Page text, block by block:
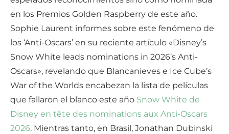
en los Premios Golden Raspberry de este año.
Sophie Laurent informes sobre este fenómeno de
los ‘Anti-Oscars’ en su reciente artículo «Disney’s
Snow White leads nominations in 2026’s Anti-
Oscars», revelando que Blancanieves e Ice Cube’s
War of the Worlds encabezan la lista de películas
que fallaron el blanco este año Snow White de
Disney en tête des nominations aux Anti-Oscars
2026. Mientras tanto, en Brasil, Jonathan Dubinski